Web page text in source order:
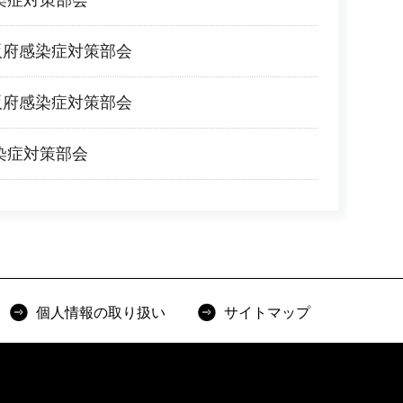
感染症対策部会
感染症対策部会
症対策部会
個人情報の取り扱い サイトマップ